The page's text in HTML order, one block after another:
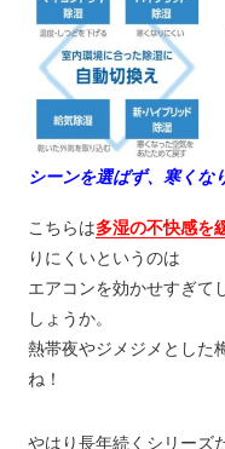
シーンを選ばず、寒くな
こちらは多湿の不快感を
りにくいというのは
エアコンを効かせすぎて
しょうか。
熱帯夜やジメジメとした
ね！
やはり長年続くシリーズ